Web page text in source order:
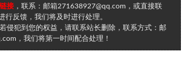
接 ，联系：邮箱271638927@qq.com，或直接联
行反馈，我们将及时进行处理。
侵犯到您的权益，请联系站长删除，联系方式：邮
，我们将第一时间配合处理！